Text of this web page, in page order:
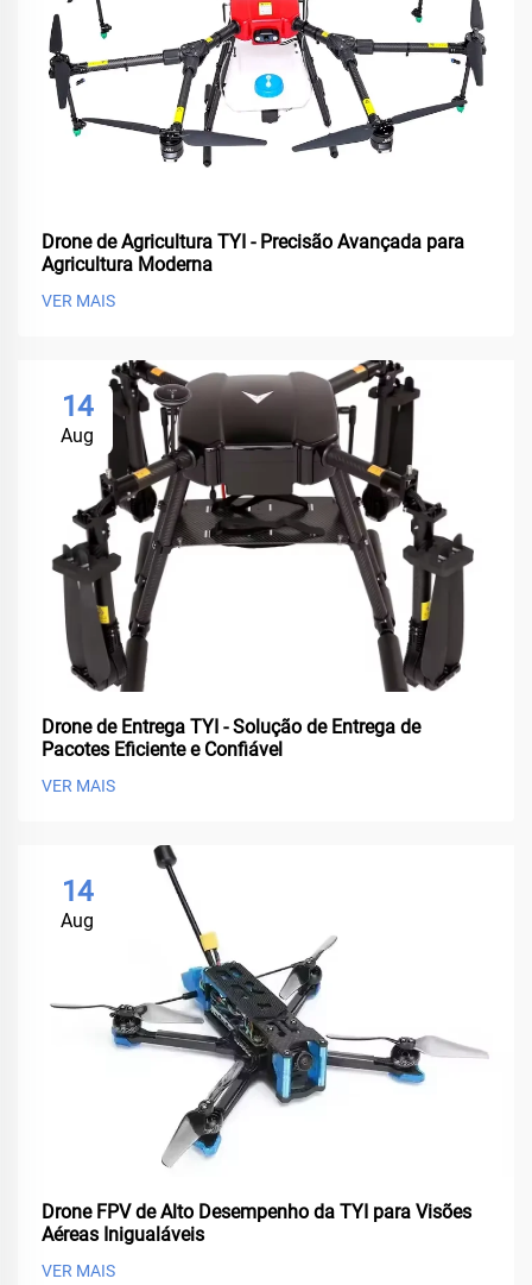
Drone de Agricultura TYI - Precisão Avançada para
Agricultura Moderna
VER MAIS
14
Aug
Drone de Entrega TYI - Solução de Entrega de
Pacotes Eficiente e Confiável
VER MAIS
14
Aug
Drone FPV de Alto Desempenho da TYI para Visões
Aéreas Inigualáveis
VER MAIS